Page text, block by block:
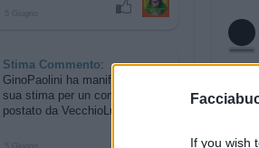
If you wish
Stima Commento:
GinoPaolini ha manifestato la
sua stima per un commento
postato da VecchioLupo